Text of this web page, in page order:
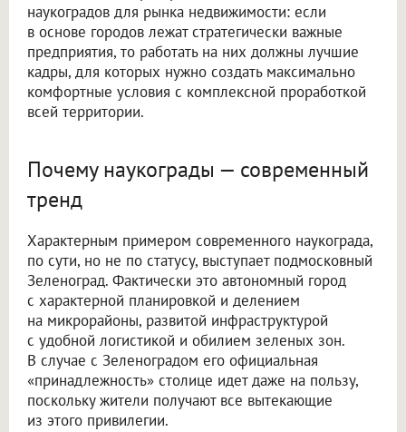
наукоградов для рынка недвижимости: если
в основе городов лежат стратегически важные
предприятия, то работать на них должны лучшие
кадры, для которых нужно создать максимально
комфортные условия с комплексной проработкой
всей территории.
Почему наукограды — современный
тренд
Характерным примером современного наукограда,
по сути, но не по статусу, выступает подмосковный
Зеленоград. Фактически это автономный город
с характерной планировкой и делением
на микрорайоны, развитой инфраструктурой
с удобной логистикой и обилием зеленых зон.
В случае с Зеленоградом его официальная
«принадлежность» столице идет даже на пользу,
поскольку жители получают все вытекающие
из этого привилегии.